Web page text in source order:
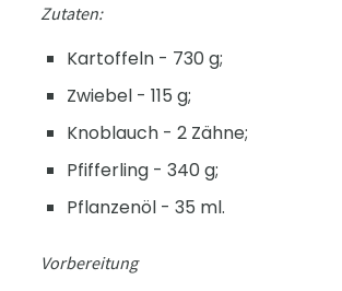
Zutaten:
Kartoffeln - 730 g;
Zwiebel - 115 g;
Knoblauch - 2 Zähne;
Pfifferling - 340 g;
Pflanzenöl - 35 ml.
Vorbereitung